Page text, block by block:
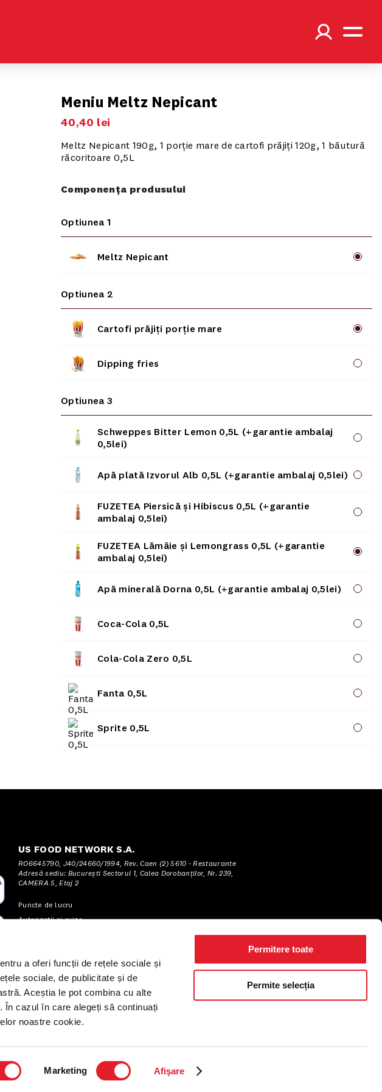
a oferi funcții de rețele sociale și
sociale, de publicitate și de
Aceștia le pot combina cu alte
cazul în care alegeți să continuați
noastre cookie.
Marketing Afişare
Permitere toate
Permite selecția
Meniu Meltz Nepicant
40,40 lei
Meltz Nepicant 190g, 1 porție mare de cartofi prăjiți 120g, 1 băutură
răcoritoare 0,5L
Componența produsului
Optiunea 1
Meltz Nepicant
Optiunea 2
Cartofi prăjiți porție mare
Dipping fries
Optiunea 3
Schweppes Bitter Lemon 0,5L (+garantie ambalaj
0,5lei)
Apă plată Izvorul Alb 0,5L (+garantie ambalaj 0,5lei)
FUZETEA Piersică și Hibiscus 0,5L (+garantie
ambalaj 0,5lei)
FUZETEA Lămâie și Lemongrass 0,5L (+garantie
ambalaj 0,5lei)
Apă minerală Dorna 0,5L (+garantie ambalaj 0,5lei)
Coca-Cola 0,5L
Cola-Cola Zero 0,5L
Fanta 0,5L
Sprite 0,5L
US FOOD NETWORK S.A.
RO6645790, J40/24660/1994, Rev. Caen (2) 5610 - Restaurante
Adresă sediu: Bucureşti Sectorul 1, Calea Dorobanţilor, Nr. 239,
CAMERA 5, Etaj 2
Puncte de lucru
Autorizații și avize